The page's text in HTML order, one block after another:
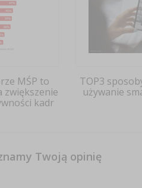
MŚP to
zwiększenie
kadr
TOP3
używanie
Twoją opinię